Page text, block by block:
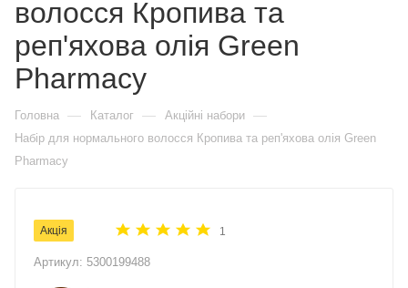
волосся Кропива та
реп'яхова олія Green
Pharmacy
Головна — Каталог — Акційні набори —
Набір для нормального волосся Кропива та реп'яхова олія Green
Pharmacy
Акція 1
Артикул: 5300199488